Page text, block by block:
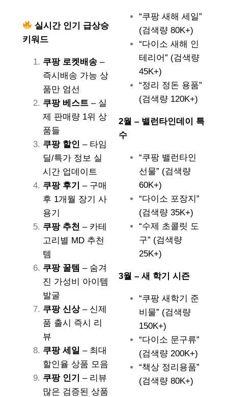
실시간 인기 급상승
키워드
쿠팡 로켓배송 –
즉시배송 가능 상
품만 엄선
쿠팡 베스트 – 실
제 판매량 1위 상
품들
쿠팡 할인 – 타임
딜/특가 정보 실
시간 업데이트
쿠팡 후기
– 구매
후 1개월 장기 사
용기
쿠팡 추천 – 카테
고리별 MD 추천
템
쿠팡 꿀템 – 숨겨
진 가성비 아이템
발굴
쿠팡 신상– 신제
품 출시 즉시 리
뷰
쿠팡 세일 – 최대
할인율 상품 모음
쿠팡 인기
– 리뷰
많은 검증된 상품
“쿠팡 새해 세일”
(검색량 80K+)
“다이소 새해 인
테리어” (검색량
45K+)
“정리 정돈 용품”
(검색량 120K+)
2월 – 밸런타인데이 특
수
“쿠팡 밸런타인
선물” (검색량
60K+)
“다이소 포장지”
(검색량 35K+)
“수제 초콜릿 도
구” (검색량
25K+)
3월 – 새 학기 시즌
“쿠팡 새학기 준
비물” (검색량
150K+)
“다이소 문구류”
(검색량 200K+)
“책상 정리용품”
(검색량 80K+)